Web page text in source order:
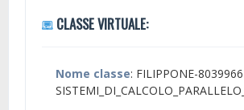
CLASSE VIRTUALE:
Nome classe: FILIPPONE-